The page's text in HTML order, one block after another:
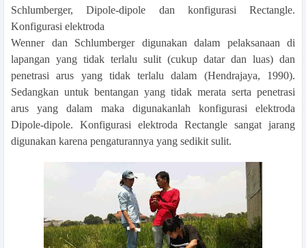
Schlumberger, Dipole-dipole dan konfigurasi Rectangle.
Konfigurasi elektroda
Wenner dan Schlumberger digunakan dalam pelaksanaan di
lapangan yang tidak terlalu sulit (cukup datar dan luas) dan
penetrasi arus yang tidak terlalu dalam (Hendrajaya, 1990).
Sedangkan untuk bentangan yang tidak merata serta penetrasi
arus yang dalam maka digunakanlah konfigurasi elektroda
Dipole-dipole. Konfigurasi elektroda Rectangle sangat jarang
digunakan karena pengaturannya yang sedikit sulit.